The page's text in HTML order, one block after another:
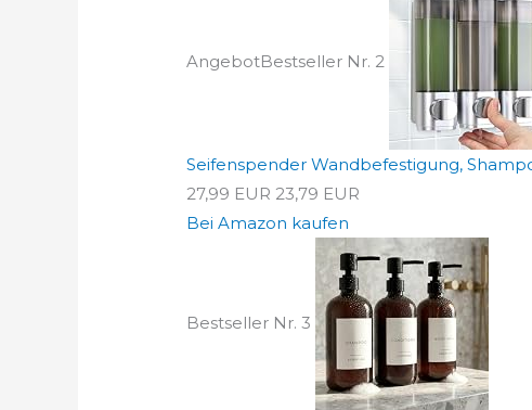
AngebotBestseller Nr. 2
Seifenspender Wandbefestigung,
27,99 EUR 23,79 EUR
Bei Amazon kaufen
Bestseller Nr. 3